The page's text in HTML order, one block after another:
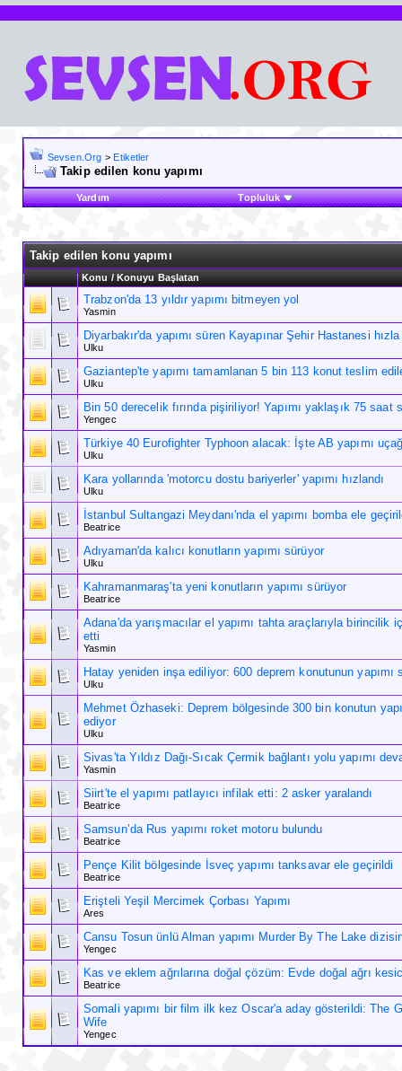
Sevsen.Org > Etiketler
Takip edilen konu yapımı
Yardım Topluluk
Takip edilen konu yapımı
Konu / Konuyu Başlatan
Trabzon'da 13 yıldır yapımı bitmeyen yol
Yasmin
Diyarbakır'da yapımı süren Kayapınar Şehir Hastanesi
Ulku
Gaziantep'te yapımı tamamlanan 5 bin 113 konut teslim
Ulku
Bin 50 derecelik fırında pişiriliyor! Yapımı yaklaşık 75 saat
Yengec
Türkiye 40 Eurofighter Typhoon alacak: İşte AB yapımı
Ulku
Kara yollarında 'motorcu dostu bariyerler' yapımı hızlandı
Ulku
İstanbul Sultangazi Meydanı'nda el yapımı bomba ele
Beatrice
Adıyaman'da kalıcı konutların yapımı sürüyor
Ulku
Kahramanmaraş'ta yeni konutların yapımı sürüyor
Beatrice
Adana'da yarışmacılar el yapımı tahta araçlarıyla birincilik
etti
Yasmin
Hatay yeniden inşa ediliyor: 600 deprem konutunun yapımı
Ulku
Mehmet Özhaseki: Deprem bölgesinde 300 bin konutun
ediyor
Ulku
Sivas'ta Yıldız Dağı-Sıcak Çermik bağlantı yolu yapımı
Yasmin
Siirt'te el yapımı patlayıcı infilak etti: 2 asker yaralandı
Beatrice
Samsun’da Rus yapımı roket motoru bulundu
Beatrice
Pençe Kilit bölgesinde İsveç yapımı tanksavar ele geçirildi
Beatrice
Erişteli Yeşil Mercimek Çorbası Yapımı
Ares
Cansu Tosun ünlü Alman yapımı Murder By The Lake
Yengec
Kas ve eklem ağrılarına doğal çözüm: Evde doğal ağrı
Beatrice
Somali yapımı bir film ilk kez Oscar'a aday gösterildi: The
Wife
Yengec